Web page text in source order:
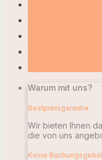
Warum mit uns?
Bestpreisgarantie
Wir bieten Ihnen
die von uns
Keine